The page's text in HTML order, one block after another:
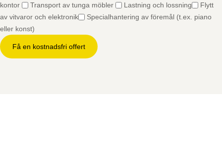
kontor
Transport av tunga möbler Lastning och lossning
Flytt
av vitvaror och elektronik
Specialhantering av föremål (t.ex. piano
eller konst)
Få en kostnadsfri offert